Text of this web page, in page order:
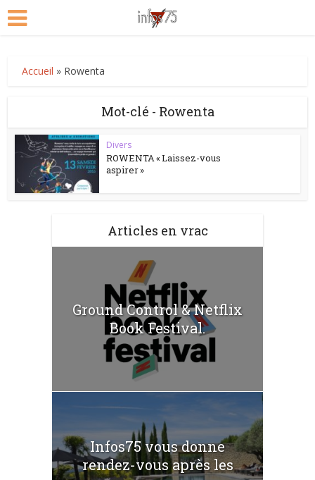
Accueil » Rowenta
Mot-clé - Rowenta
Divers
ROWENTA « Laissez-vous
aspirer »
Articles en vrac
Ground Control & Netflix
Book Festival.
Infos75 vous donne
rendez-vous après les